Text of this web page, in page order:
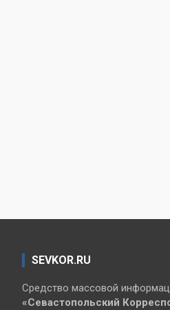
SEVKOR.RU
Средство массовой
«Севастопольский